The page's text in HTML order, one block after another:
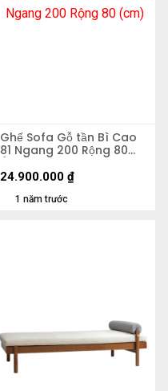
Ghế Sofa Gỗ tần Bì Cao
81 Ngang 200 Rộng 80
(cm)
1 năm trước
24.900.000 ₫